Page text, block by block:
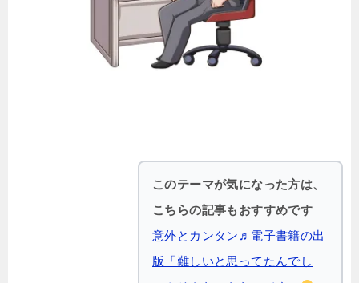
このテーマが気になった方は、
こちらの記事もおすすめです
意外とカンタン♬電子書籍の出
版「難しいと思ってたんでし